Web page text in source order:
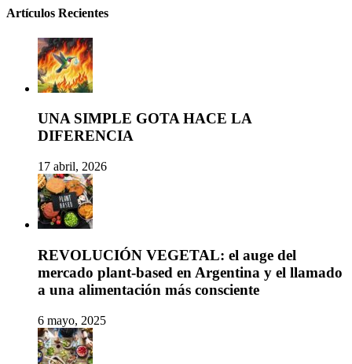
Artículos Recientes
UNA SIMPLE GOTA HACE LA
DIFERENCIA
17 abril, 2026
REVOLUCIÓN VEGETAL: el auge del
mercado plant-based en Argentina y el llamado
a una alimentación más consciente
6 mayo, 2025